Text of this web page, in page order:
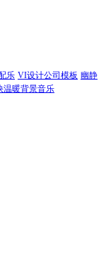
乐 VI设计公司模板 幽静
温暖背景音乐